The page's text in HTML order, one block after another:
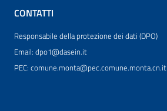
CONTATTI
Responsabile della protezione dei dati (DPO)
Email: dpo1@dasein.it
PEC: comune.monta@pec.comune.monta.cn.it